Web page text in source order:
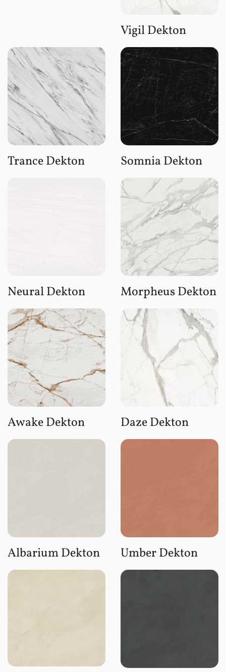
Vigil Dekton
Trance Dekton Somnia Dekton
Neural Dekton Morpheus Dekton
Awake Dekton Daze Dekton
Albarium Dekton Umber Dekton